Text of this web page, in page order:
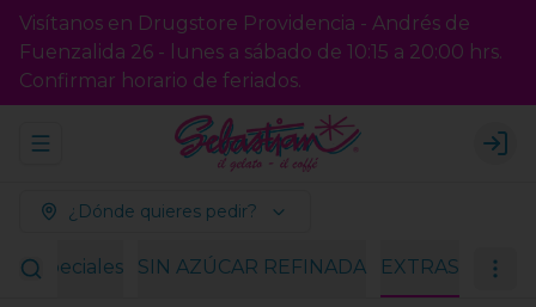
Visítanos en Drugstore Providencia - Andrés de
Fuenzalida 26 - lunes a sábado de 10:15 a 20:00 hrs.
Confirmar horario de feriados.
Abrir menu de navegación
¿Dónde quieres pedir?
especiales SIN AZÚCAR REFINADA EXTRAS